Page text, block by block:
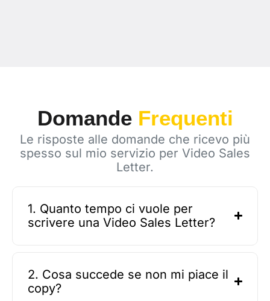
Domande Frequenti
Le risposte alle domande che ricevo più
spesso sul mio servizio per Video Sales
Letter.
1. Quanto tempo ci vuole per
scrivere una Video Sales Letter?
2. Cosa succede se non mi piace il
copy?